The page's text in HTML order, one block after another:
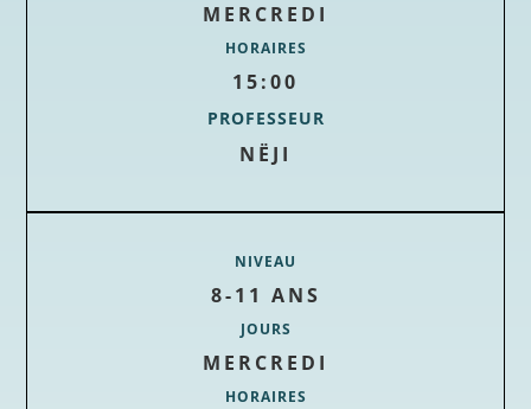
MERCREDI
HORAIRES
15:00
PROFESSEUR
NËJI
NIVEAU
8-11 ANS
JOURS
MERCREDI
HORAIRES